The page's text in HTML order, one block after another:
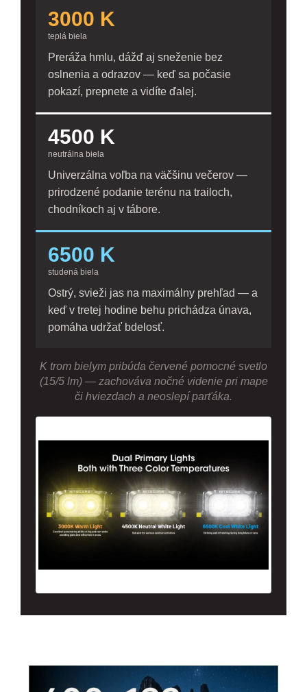
3000 K
teplá biela
Preráža hmlu, dážď aj sneženie bez
oslnenia a odrazov — keď sa počasie
pokazí, prepnete a vidíte ďalej.
4500 K
neutrálna biela
Univerzálna voľba na väčšinu večerov —
prirodzené podanie terénu na trailoch,
chodníkoch aj v tábore.
6500 K
studená biela
Ostrý, svieži jas na maximálny prehľad — a
keď v tretej hodine behu prichádza únava,
pomáha udržať bdelosť.
K trom bielym pribúda červené pomocné svetlo
(15/5 lm) — zachováva nočné videnie pri mape
či hviezdach a neoslepí parťáka.